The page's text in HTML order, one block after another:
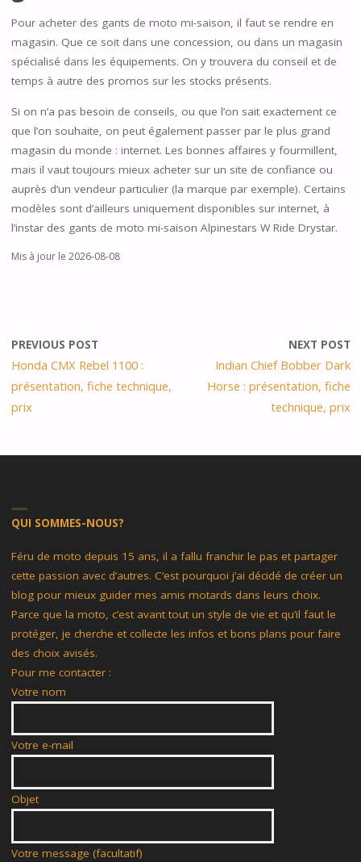
Pour acheter des gants de moto mi-saison, il faut se rendre en
magasin. Que ce soit dans une concession, ou dans un magasin
spécialisé dans les équipements. On y trouvera du conseil et de
temps à autre des promos sur les stocks présents.
Si on n’a pas besoin de conseils, ou que l’on sait exactement ce
que l’on souhaite, on peut également passer par le plus grand
magasin du monde : internet. Les bonnes affaires y fourmillent,
mais il vaut toujours mieux acheter sur un site de confiance ou
auprès d’un vendeur particulier (la marque par exemple). Certains
modèles sont d’ailleurs uniquement disponibles sur internet, à
l’instar des gants de moto mi-saison Alpinestars W Ride Drystar.
Mis à jour le 2026-08-08
PREVIOUS POST
Honda CMX Rebel 1100 :
présentation, fiche technique,
prix
NEXT POST
Indian Chief Bobber Dark
Horse : présentation, fiche
technique, prix
QUI SOMMES-NOUS?
Féru de moto depuis 15 ans, il a fallu franchir le pas et partager
cette passion avec d’autres. C’est pourquoi j’ai décidé de créer un
blog pour mieux guider mes amis motards dans leurs choix.
Parce que la moto, c’est avant tout un style de vie et qu’il faut le
protéger, je cherche et collecte les infos et bons plans pour faire
des choix avisés.
Pour me contacter :
Votre nom
Votre e-mail
Objet
Votre message (facultatif)